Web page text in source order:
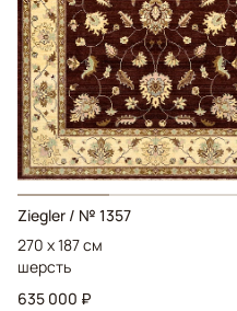
Ziegler / № 1357
270 x 187 см
шерсть
635 000 ₽